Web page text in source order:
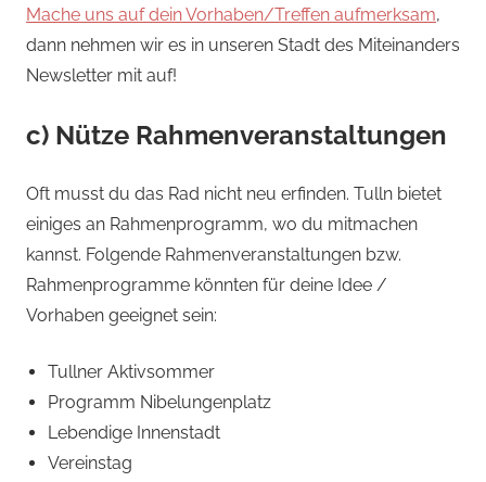
Mache uns auf dein Vorhaben/Treffen aufmerksam,
dann nehmen wir es in unseren Stadt des Miteinanders
Newsletter mit auf!
c) Nütze Rahmenveranstaltungen
Oft musst du das Rad nicht neu erfinden. Tulln bietet
einiges an Rahmenprogramm, wo du mitmachen
kannst. Folgende Rahmenveranstaltungen bzw.
Rahmenprogramme könnten für deine Idee /
Vorhaben geeignet sein:
Tullner Aktivsommer
Programm Nibelungenplatz
Lebendige Innenstadt
Vereinstag